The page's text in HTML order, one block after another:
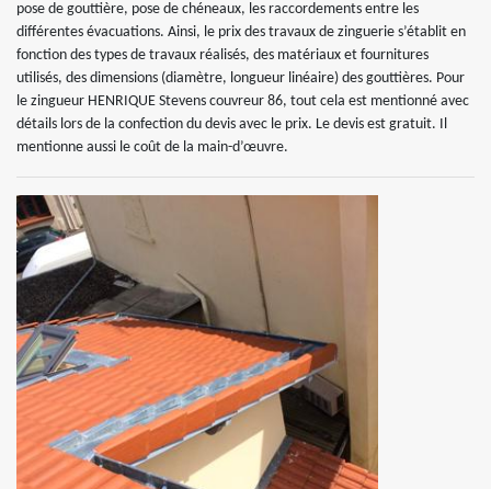
pose de gouttière, pose de chéneaux, les raccordements entre les
différentes évacuations. Ainsi, le prix des travaux de zinguerie s’établit en
fonction des types de travaux réalisés, des matériaux et fournitures
utilisés, des dimensions (diamètre, longueur linéaire) des gouttières. Pour
le zingueur HENRIQUE Stevens couvreur 86, tout cela est mentionné avec
détails lors de la confection du devis avec le prix. Le devis est gratuit. Il
mentionne aussi le coût de la main-d’œuvre.